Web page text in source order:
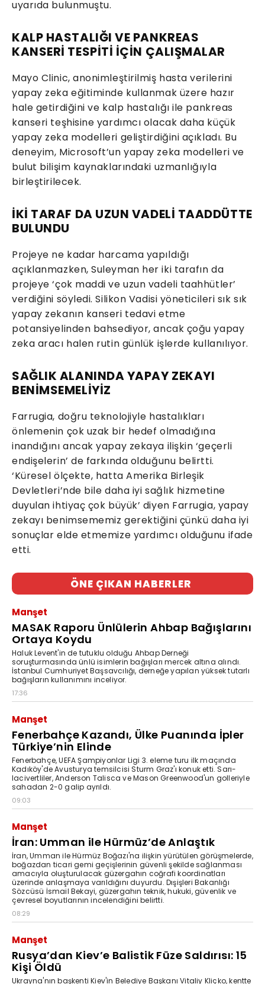
uyarıda bulunmuştu.
KALP HASTALIĞI VE PANKREAS
KANSERİ TESPİTİ İÇİN ÇALIŞMALAR
Mayo Clinic, anonimleştirilmiş hasta verilerini
yapay zeka eğitiminde kullanmak üzere hazır
hale getirdiğini ve kalp hastalığı ile pankreas
kanseri teşhisine yardımcı olacak daha küçük
yapay zeka modelleri geliştirdiğini açıkladı. Bu
deneyim, Microsoft’un yapay zeka modelleri ve
bulut bilişim kaynaklarındaki uzmanlığıyla
birleştirilecek.
İKİ TARAF DA UZUN VADELİ TAADDÜTTE
BULUNDU
Projeye ne kadar harcama yapıldığı
açıklanmazken, Suleyman her iki tarafın da
projeye ‘çok maddi ve uzun vadeli taahhütler’
verdiğini söyledi. Silikon Vadisi yöneticileri sık sık
yapay zekanın kanseri tedavi etme
potansiyelinden bahsediyor, ancak çoğu yapay
zeka aracı halen rutin günlük işlerde kullanılıyor.
SAĞLIK ALANINDA YAPAY ZEKAYI
BENİMSEMELİYİZ
Farrugia, doğru teknolojiyle hastalıkları
önlemenin çok uzak bir hedef olmadığına
inandığını ancak yapay zekaya ilişkin ‘geçerli
endişelerin’ de farkında olduğunu belirtti.
‘Küresel ölçekte, hatta Amerika Birleşik
Devletleri’nde bile daha iyi sağlık hizmetine
duyulan ihtiyaç çok büyük’ diyen Farrugia, yapay
zekayı benimsememiz gerektiğini çünkü daha iyi
sonuçlar elde etmemize yardımcı olduğunu ifade
etti.
ÖNE ÇIKAN HABERLER
Manşet
MASAK Raporu Ünlülerin Ahbap Bağışlarını
Ortaya Koydu
Haluk Levent'in de tutuklu olduğu Ahbap Derneği
soruşturmasında ünlü isimlerin bağışları mercek altına alındı.
İstanbul Cumhuriyet Başsavcılığı, derneğe yapılan yüksek tutarlı
bağışların kullanımını inceliyor.
17:36
Manşet
Fenerbahçe Kazandı, Ülke Puanında İpler
Türkiye’nin Elinde
Fenerbahçe, UEFA Şampiyonlar Ligi 3. eleme turu ilk maçında
Kadıköy'de Avusturya temsilcisi Sturm Graz'ı konuk etti. Sarı-
lacivertliler, Anderson Talisca ve Mason Greenwood'un golleriyle
sahadan 2-0 galip ayrıldı.
09:03
Manşet
İran: Umman ile Hürmüz’de Anlaştık
İran, Umman ile Hürmüz Boğazı'na ilişkin yürütülen görüşmelerde,
boğazdan ticari gemi geçişlerinin güvenli şekilde sağlanması
amacıyla oluşturulacak güzergahın coğrafi koordinatları
üzerinde anlaşmaya varıldığını duyurdu. Dışişleri Bakanlığı
Sözcüsü İsmail Bekayi, güzergahın teknik, hukuki, güvenlik ve
çevresel boyutlarının incelendiğini belirtti.
08:29
Manşet
Rusya’dan Kiev’e Balistik Füze Saldırısı: 15
Kişi Öldü
Ukrayna'nın başkenti Kiev'in Belediye Başkanı Vitaliy Kliçko, kentte